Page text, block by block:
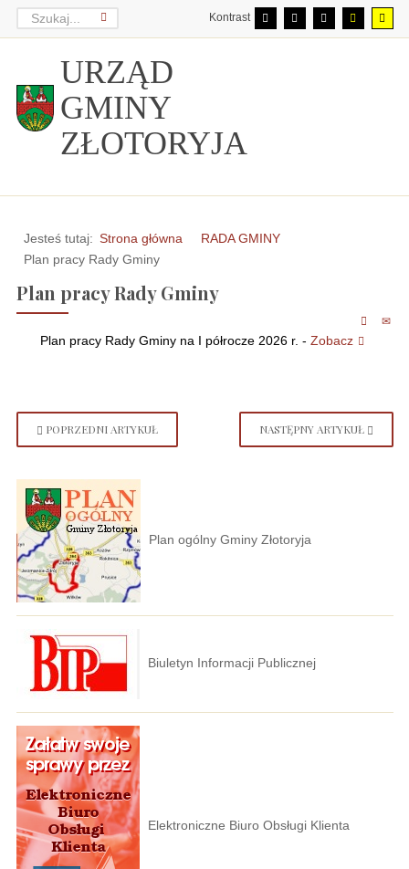
Kontrast
URZĄD
GMINY
ZŁOTORYJA
Jesteś tutaj: Strona główna
RADA GMINY
Plan pracy Rady Gminy
Plan pracy Rady Gminy
Plan pracy Rady Gminy na I półrocze 2026 r. - Zobacz
POPRZEDNI ARTYKUŁ NASTĘPNY ARTYKUŁ
Plan ogólny Gminy Złotoryja
Biuletyn Informacji Publicznej
Elektroniczne Biuro Obsługi Klienta